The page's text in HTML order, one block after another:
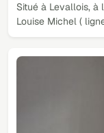
Situé à Levallois, à
Louise Michel (